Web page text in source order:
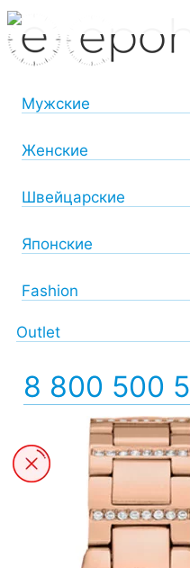
Мужские
Женские
Швейцарские
Японские
Fashion
Outlet
8 800 500